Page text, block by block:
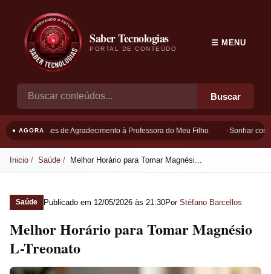
Saber Tecnologias
PORTAL DE CONTEÚDO
Buscar
☰ MENU
● AGORAFrases de Agradecimento à Professora do Meu Filho Sonhar com
Inicio Saúde Melhor Horário para Tomar Magnési...
Saúde Publicado em 12/05/2026 às 21:30Por Stéfano Barcellos
Melhor Horário para Tomar Magnésio
L-Treonato